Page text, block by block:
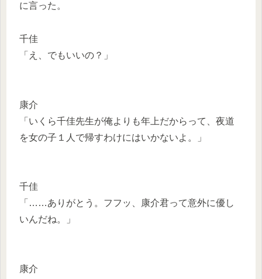
に言った。
千佳
「え、でもいいの？」
康介
「いくら千佳先生が俺よりも年上だからって、夜道
を女の子１人で帰すわけにはいかないよ。」
千佳
「……ありがとう。フフッ、康介君って意外に優し
いんだね。」
康介